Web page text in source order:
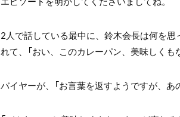
2人で話している最中に、鈴木会長は何を
れて、「おい、このカレーパン、美味しくも
バイヤーが、「お言葉を返すようですが、あ